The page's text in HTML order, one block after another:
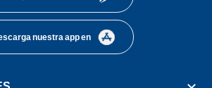
nuestra app en